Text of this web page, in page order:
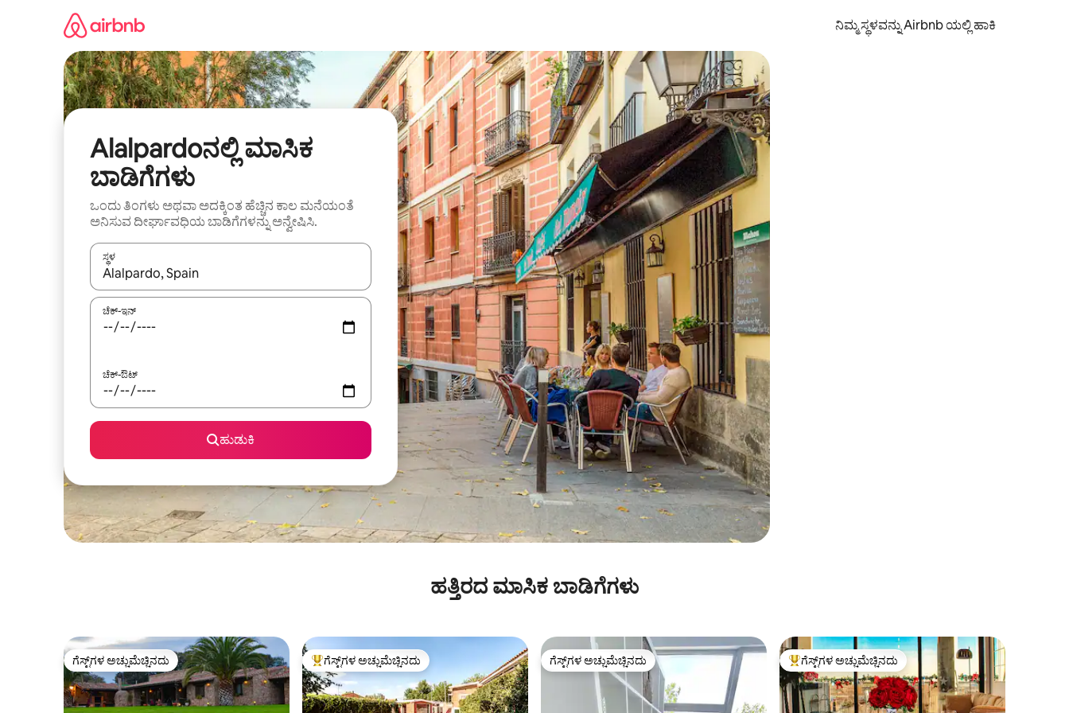
ನಿಮ್ಮ ಸ್ಥಳವನ್ನು Airbnb ಯಲ್ಲಿ ಹಾಕಿ
Alalpardoನಲ್ಲಿ ಮಾಸಿಕ
ಬಾಡಿಗೆಗಳು
ಒಂದು ತಿಂಗಳು ಅಥವಾ ಅದಕ್ಕಿಂತ ಹೆಚ್ಚಿನ ಕಾಲ ಮನೆಯಂತೆ
ಅನಿಸುವ ದೀರ್ಘಾವಧಿಯ ಬಾಡಿಗೆಗಳನ್ನು ಅನ್ವೇಷಿಸಿ.
ಸ್ಥಳ
ಫಲಿತಾಂಶಗಳು ಲಭ್ಯವಿರುವಾಗ, ಅಪ್ ಮತ್ತು ಡೌನ್ ಬಾಣದ ಕೀಲಿಗಳೊಂದಿಗೆ ನ್ಯಾವಿಗೇಟ್ ಮಾಡಿ ಅಥವಾ ಸ್ಪರ್ಶ ಅಥವಾ ಸ್ವೈಪ್ ಗೆಸ್ಚರ್‌ಗಳ ಮೂಲಕ ಅನ್ವೇಷಿಸಿ.
ಚೆಕ್-ಇನ್
ಚೆಕ್-ಔಟ್
ಹುಡುಕಿ
ಹತ್ತಿರದ ಮಾಸಿಕ ಬಾಡಿಗೆಗಳು
ಗೆಸ್ಟ್‌ಗಳ ಅಚ್ಚುಮೆಚ್ಚಿನದು
ಗೆಸ್ಟ್‌ಗಳ ಅಚ್ಚುಮೆಚ್ಚಿನದು ಗೆಸ್ಟ್‌ಗಳಿಗೆ ಅತಿ ಹೆಚ್ಚು ಅಚ್ಚುಮೆಚ್ಚಿನದು
ಗೆಸ್ಟ್‌ಗಳ ಅಚ್ಚುಮೆಚ್ಚಿನದು ಗೆಸ್ಟ್‌ಗಳ ಅಚ್ಚುಮೆಚ್ಚಿನದು
ಗೆಸ್ಟ್‌ಗಳ ಅಚ್ಚುಮೆಚ್ಚಿನದು ಗೆಸ್ಟ್‌ಗಳಿಗೆ ಅತಿ ಹೆಚ್ಚು ಅಚ್ಚುಮೆಚ್ಚಿನದು
ಗೆಸ್ಟ್‌ಗಳ ಅಚ್ಚುಮೆಚ್ಚಿನದು